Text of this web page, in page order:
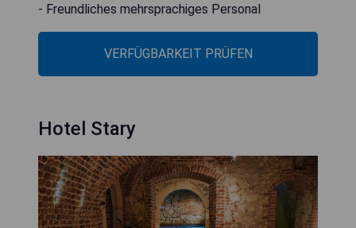
- Freundliches mehrsprachiges Personal
VERFÜGBARKEIT PRÜFEN
Hotel Stary